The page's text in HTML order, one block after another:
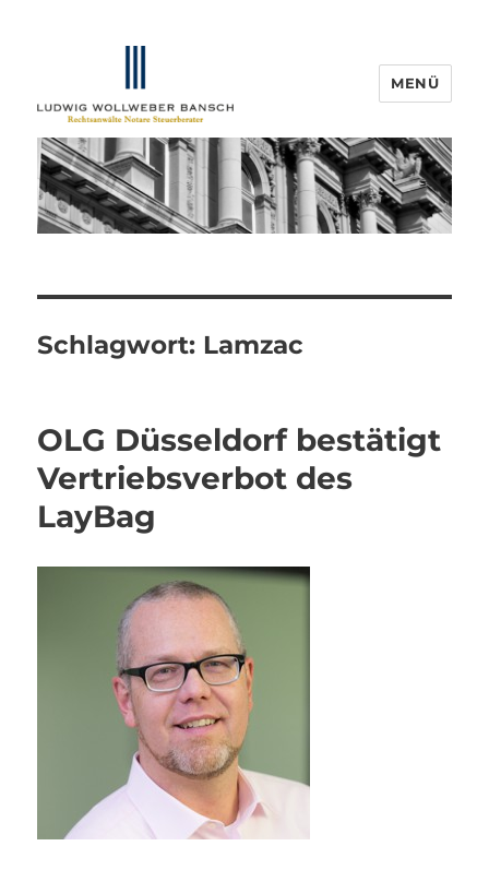
IP-Blogger.de
MENÜ
Schlagwort: Lamzac
OLG Düsseldorf bestätigt
Vertriebsverbot des
LayBag